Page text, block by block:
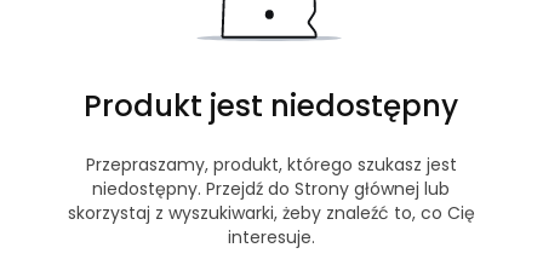
Produkt jest niedostępny
Przepraszamy, produkt, którego szukasz jest
niedostępny. Przejdź do Strony głównej lub
skorzystaj z wyszukiwarki, żeby znaleźć to, co Cię
interesuje.